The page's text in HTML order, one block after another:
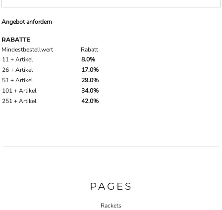
Angebot anfordern
RABATTE
Mindestbestellwert
Rabatt
11 + Artikel
8.0%
26 + Artikel
17.0%
51 + Artikel
29.0%
101 + Artikel
34.0%
251 + Artikel
42.0%
PAGES
Rackets